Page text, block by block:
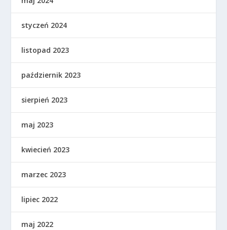
styczeń 2024
listopad 2023
październik 2023
sierpień 2023
maj 2023
kwiecień 2023
marzec 2023
lipiec 2022
maj 2022